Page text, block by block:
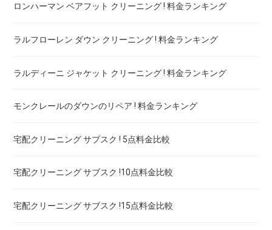
ロンハーマン ベアフット クリーニング ! 料金ランキング
ラルフローレン ダウン クリーニング ! 料金ランキング
ラルディーニ ジャケット クリーニング ! 料金ランキング
モンクレールのダウンのリペア ! 料金ランキング
宅配クリーニング サブスク ! 5点料金比較
宅配クリーニング サブスク !10点料金比較
宅配クリーニング サブスク !15点料金比較